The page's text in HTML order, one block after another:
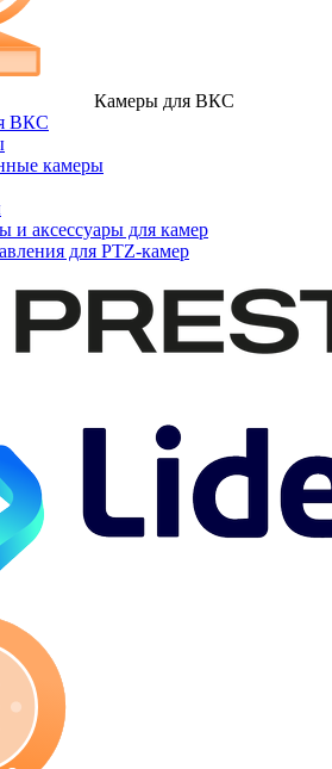
Камеры для ВКС
ВКС
камеры
и аксессуары для камер
для PTZ-камер